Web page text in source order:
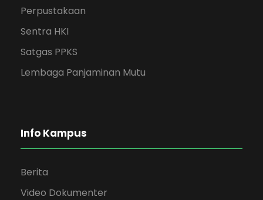
Perpustakaan
Sentra HKI
Satgas PPKS
Lembaga Panjaminan Mutu
Info Kampus
Berita
Video Dokumenter